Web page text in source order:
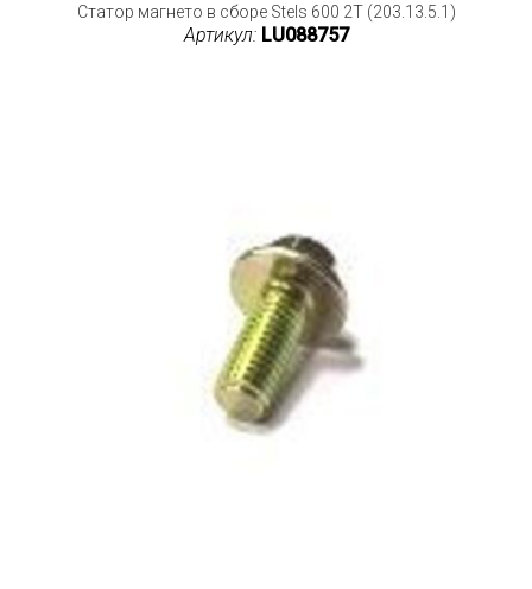
Статор магнето в сборе Stels 600 2T (203.13.5.1)
Артикул: LU088757